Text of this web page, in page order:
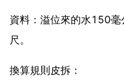
資料：溢位來的水150
尺。
換算規則皮拆：